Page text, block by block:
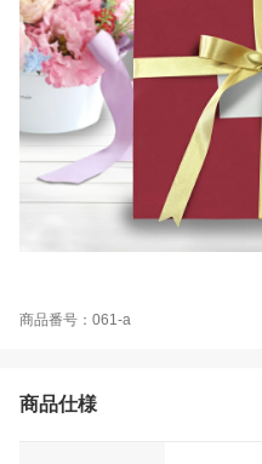
商品番号：061-a
商品仕様